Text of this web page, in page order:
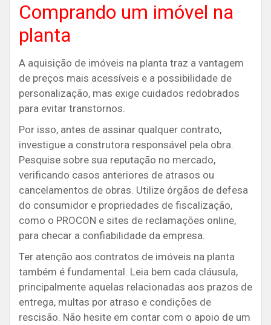
Comprando um imóvel na
planta
A aquisição de imóveis na planta traz a vantagem
de preços mais acessíveis e a possibilidade de
personalização, mas exige cuidados redobrados
para evitar transtornos.
Por isso, antes de assinar qualquer contrato,
investigue a construtora responsável pela obra.
Pesquise sobre sua reputação no mercado,
verificando casos anteriores de atrasos ou
cancelamentos de obras. Utilize órgãos de defesa
do consumidor e propriedades de fiscalização,
como o PROCON e sites de reclamações online,
para checar a confiabilidade da empresa.
Ter atenção aos contratos de imóveis na planta
também é fundamental. Leia bem cada cláusula,
principalmente aquelas relacionadas aos prazos de
entrega, multas por atraso e condições de
rescisão. Não hesite em contar com o apoio de um